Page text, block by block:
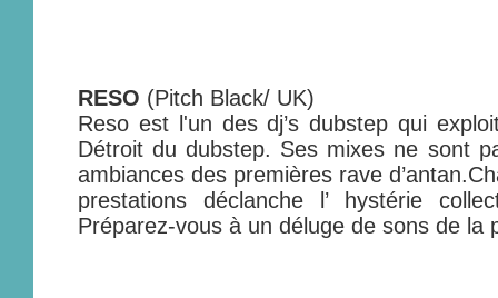
RESO (Pitch Black/ UK)
Reso est l'un des dj’s dubstep qui
Détroit du dubstep. Ses mixes ne sont
ambiances des premières rave
prestations déclanche l’ hystérie
Préparez-vous à un déluge de sons de la